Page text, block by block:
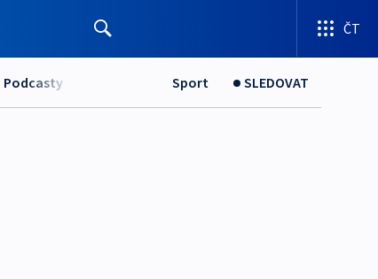
ČT
Podcasty Sport SLEDOVAT